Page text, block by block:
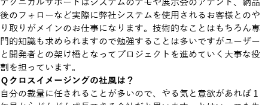
後のフォローなど実際に弊社システムを使用されるお客様とのや
り取りがメインのお仕事になります。技術的なことはもちろん専
門的知識も求められますので勉強することは多いですがユーザー
と開発者との架け橋となってプロジェクトを進めていく大事な役
割を担っています。
Ｑクロスイメージングの社風は？
自分の裁量に任されることが多いので、やる気と意欲があれば１